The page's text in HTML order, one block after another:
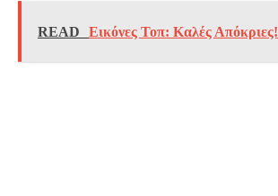
READ Εικόνες Τοπ: Kαλές Απόκριες!